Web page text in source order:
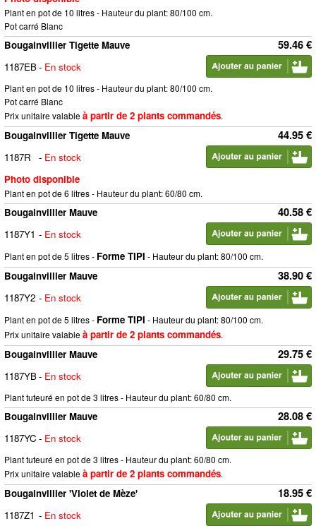
Plant en pot de 10 litres - Hauteur du plant: 80/100 cm.
Pot carré Blanc
59.46 €
Bougainvillier Tigette Mauve
1187EB- En stock
Plant en pot de 10 litres - Hauteur du plant: 80/100 cm.
Pot carré Blanc
Prix unitaire valableà partir de 2 plants commandés.
44.95 €
Bougainvillier Tigette Mauve
1187R
- En stock
Photo disponible
Plant en pot de 6 litres - Hauteur du plant: 60/80 cm.
40.58 €
Bougainvillier Mauve
1187Y1 - En stock
Plant en pot de 5 litres - Forme TIPI - Hauteur du plant: 80/100 cm.
38.90 €
Bougainvillier Mauve
1187Y2 - En stock
Plant en pot de 5 litres - Forme TIPI - Hauteur du plant: 80/100 cm.
Prix unitaire valableà partir de 2 plants commandés.
29.75 €
Bougainvillier Mauve
1187YB- En stock
Plant tuteuré en pot de 3 litres - Hauteur du plant: 60/80 cm.
28.08 €
Bougainvillier Mauve
1187YC - En stock
Plant tuteuré en pot de 3 litres - Hauteur du plant: 60/80 cm.
Prix unitaire valableà partir de 2 plants commandés.
18.95 €
Bougainvillier 'Violet de Mèze'
1187Z1 - En stock